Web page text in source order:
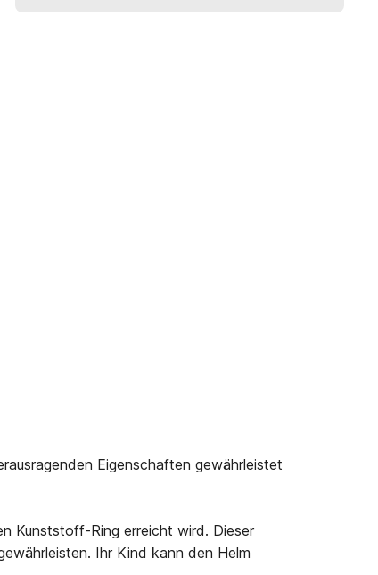
Eigenschaften gewährleistet
Kunststoff-Ring erreicht wird. Dieser
Ihr Kind kann den Helm